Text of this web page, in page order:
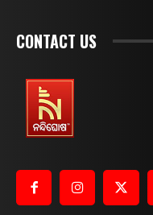
CONTACT US